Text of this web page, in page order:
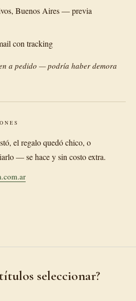
Buenos Aires — previa
con tracking
a pedido — podría haber demora
el regalo quedó chico, o
— se hace y sin costo extra.
seleccionar?